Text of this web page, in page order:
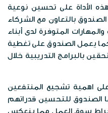
الأداة على تحسين نوعية
الصندوق بالتعاون مع الشركاء
المتوفرة لدى أبناء
يعمل الصندوق على تغطية
بالبرامج التدريبية خلال
اهمية تشجيع المنتفعين
الصندوق للتحسين قدراتهم
سوق العمل مما ينعكس